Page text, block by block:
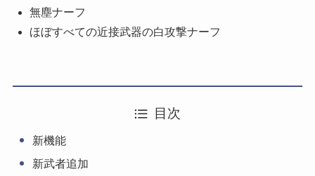
無塵ナーフ
ほぼすべての近接武器の白攻撃ナーフ
目次
新機能
新武者追加